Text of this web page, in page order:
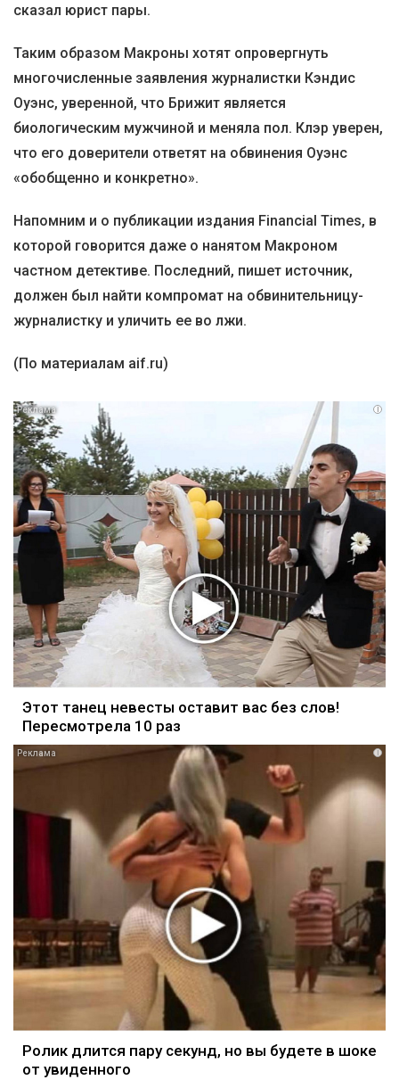
сказал юрист пары.
Таким образом Макроны хотят опровергнуть
многочисленные заявления журналистки Кэндис
Оуэнс, уверенной, что Брижит является
биологическим мужчиной и меняла пол. Клэр уверен,
что его доверители ответят на обвинения Оуэнс
«обобщенно и конкретно».
Напомним и о публикации издания Financial Times, в
которой говорится даже о нанятом Макроном
частном детективе. Последний, пишет источник,
должен был найти компромат на обвинительницу-
журналистку и уличить ее во лжи.
(По материалам aif.ru)
i
Этот танец невесты оставит вас без слов!
Пересмотрела 10 раз
i
Ролик длится пару секунд, но вы будете в шоке
от увиденного